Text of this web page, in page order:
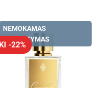
IKI -22%
NEMOKAMAS
PRISTATYMAS